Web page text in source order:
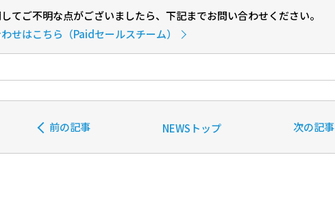
てご不明な点がございましたら、下記までお問い合わせください。
せはこちら（Paidセールスチーム）
前の記事 次の記事
NEWSトップ